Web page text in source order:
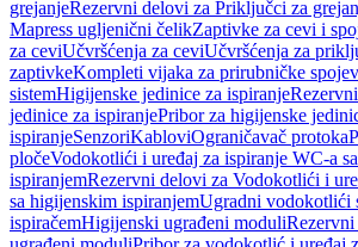
grejanjeRezervni delovi za Priključci za
Mapress ugljenični čelikZaptivke za cevi i
za ceviUčvršćenja za ceviUčvršćenja za
zaptivkeKompleti vijaka za prirubničke
sistemHigijenske jedinice za ispiranje
jedinice za ispiranjePribor za higijenske
ispiranjeSenzoriKabloviOgraničavač protoka
pločeVodokotlići i uređaj za ispiranje WC-a
ispiranjemRezervni delovi za Vodokotlići i
sa higijenskim ispiranjemUgradni vodokotlići
ispiračemHigijenski ugrađeni moduli